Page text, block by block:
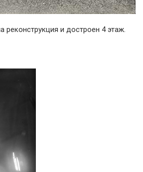
реконструкция и достроен 4 этаж.